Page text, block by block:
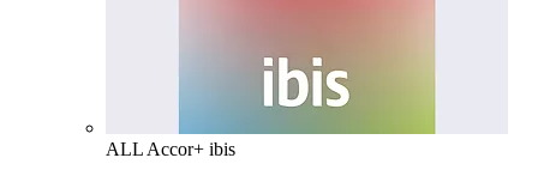
ALL Accor+ ibis